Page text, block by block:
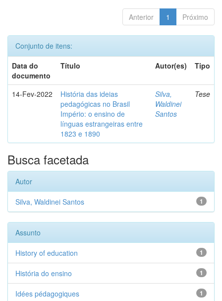
Anterior 1 Próximo
Conjunto de itens:
Data do
documento
Título Autor(es) Tipo
14-Fev-2022
História das ideias
pedagógicas no Brasil
Império: o ensino de
línguas estrangeiras entre
1823 e 1890
Silva,
Waldinei
Santos
Tese
Busca facetada
Autor
1
Silva, Waldinei Santos
Assunto
1
History of education
1
História do ensino
1
Idées pédagogiques